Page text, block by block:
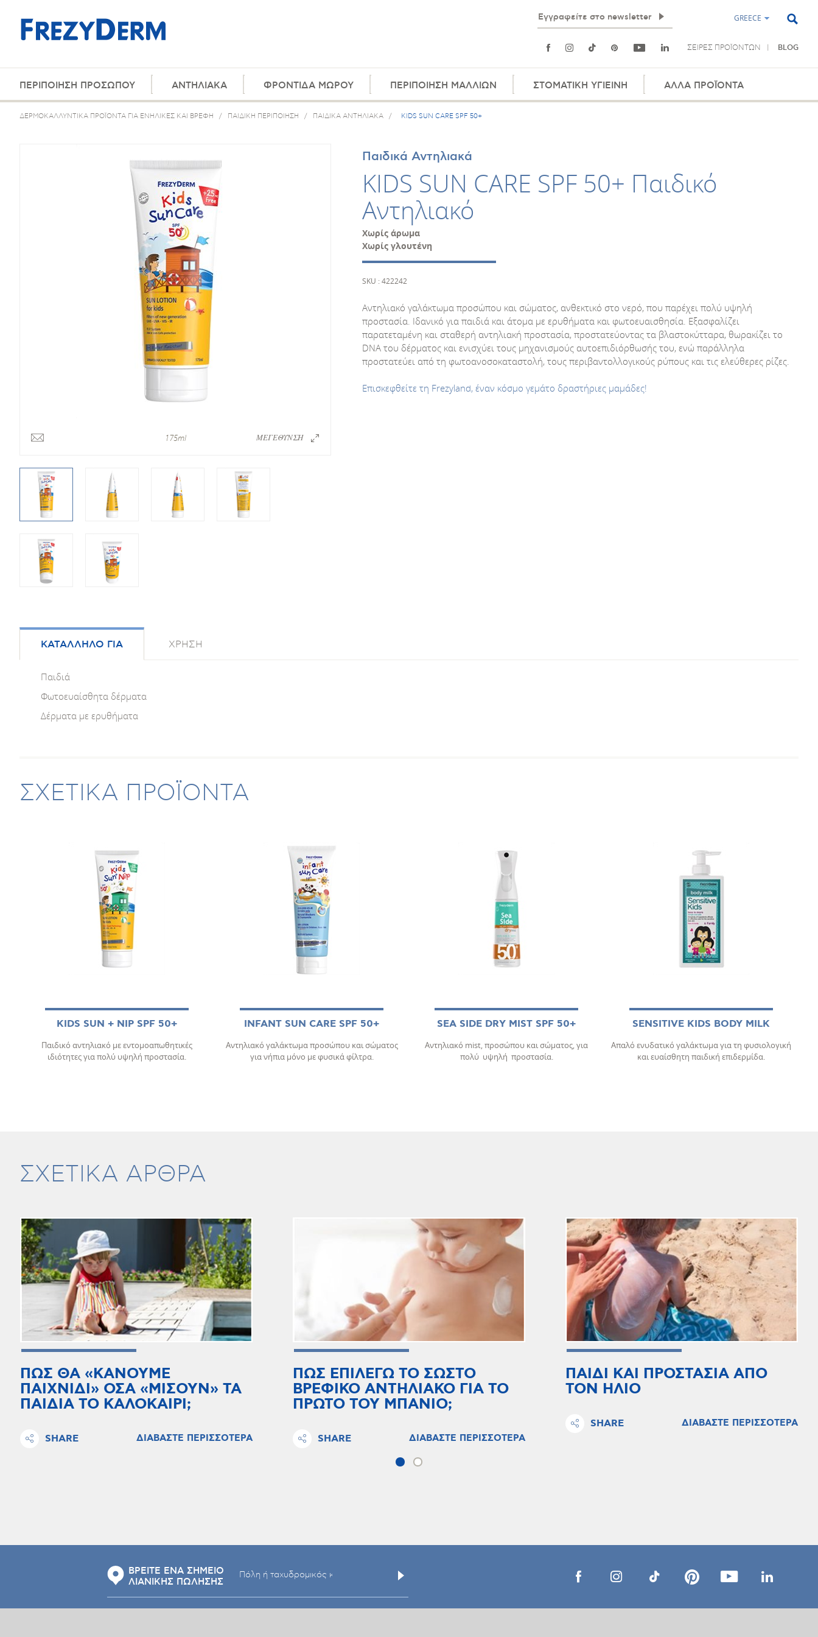
GREECE
ΣΕΙΡΕΣ ΠΡΟΪΟΝΤΩΝ BLOG
ΠΕΡΙΠΟΙΗΣΗ ΠΡΟΣΩΠΟΥ ΑΝΤΗΛΙΑΚΑ ΦΡΟΝΤΙΔΑ ΜΩΡΟΥ ΠΕΡΙΠΟΙΗΣΗ ΜΑΛΛΙΩΝ ΣΤΟΜΑΤΙΚΗ ΥΓΙΕΙΝΗ ΑΛΛΑ ΠΡΟΪΟΝΤΑ
ΔΕΡΜΟΚΑΛΛΥΝΤΙΚΑ ΠΡΟΪΟΝΤΑ ΓΙΑ ΕΝΗΛΙΚΕΣ ΚΑΙ ΒΡΕΦΗ / ΠΑΙΔΙΚΗ ΠΕΡΙΠΟΙΗΣΗ / ΠΑΙΔΙΚΑ ΑΝΤΗΛΙΑΚΑ / KIDS SUN CARE SPF 50+
ΜΕΓΕΘΥΝΣΗ
175ml
Παιδικά Αντηλιακά
KIDS SUN CARE SPF 50+ Παιδικό
Αντηλιακό
Χωρίς άρωμα
Χωρίς γλουτένη
SKU : 422242
Αντηλιακό γαλάκτωμα προσώπου και σώματος, ανθεκτικό στο νερό, που παρέχει πολύ υψηλή
προστασία. Iδανικό για παιδιά και άτομα με ερυθήματα και φωτοευαισθησία. Eξασφαλίζει
παρατεταμένη και σταθερή αντηλιακή προστασία, προστατεύοντας τα βλαστοκύτταρα, θωρακίζει το
DNA του δέρματος και ενισχύει τους μηχανισμούς αυτοεπιδιόρθωσής του, ενώ παράλληλα
προστατεύει από τη φωτοανοσοκαταστολή, τους περιβαντολλογικούς ρύπους και τις ελεύθερες ρίζες.
Επισκεφθείτε τη Frezyland, έναν κόσμο γεμάτο δραστήριες μαμάδες!
ΚΑΤΑΛΛΗΛΟ ΓΙΑ ΧΡΗΣΗ
Παιδιά
Φωτοευαίσθητα δέρματα
Δέρματα με ερυθήματα
ΣΧΕΤΙΚΑ ΠΡΟΪΟΝΤΑ
KIDS SUN + NIP SPF 50+
Παιδικό αντηλιακό με εντομοαπωθητικές
ιδιότητες για πολύ υψηλή προστασία.
INFANT SUN CARE SPF 50+
Αντηλιακό γαλάκτωμα προσώπου και σώματος
για νήπια μόνο με φυσικά φίλτρα.
SEA SIDE DRY MIST SPF 50+
Αντηλιακό mist, προσώπου και σώματος, για
πολύ υψηλή προστασία.
SENSITIVE KIDS BODY MILK
Απαλό ενυδατικό γαλάκτωμα για τη φυσιολογική
και ευαίσθητη παιδική επιδερμίδα.
ΣΧΕΤΙΚΑ ΑΡΘΡΑ
ΠΩΣ ΘΑ «ΚΑΝΟΥΜΕ
ΠΑΙΧΝΙΔΙ» ΟΣΑ «ΜΙΣΟΥΝ» ΤΑ
ΠΑΙΔΙΑ ΤΟ ΚΑΛΟΚΑΙΡΙ;
SHARE ΔΙΑΒΑΣΤΕ ΠΕΡΙΣΣΟΤΕΡΑ
ΠΩΣ ΕΠΙΛΕΓΩ ΤΟ ΣΩΣΤΟ
ΒΡΕΦΙΚΟ ΑΝΤΗΛΙΑΚΟ ΓΙΑ ΤΟ
ΠΡΩΤΟ ΤΟΥ ΜΠΑΝΙΟ;
SHARE ΔΙΑΒΑΣΤΕ ΠΕΡΙΣΣΟΤΕΡΑ
ΠΑΙΔΙ ΚΑΙ ΠΡΟΣΤΑΣΙΑ ΑΠΟ
ΤΟΝ ΗΛΙΟ
SHARE ΔΙΑΒΑΣΤΕ ΠΕΡΙΣΣΟΤΕΡΑ
ΒΡΕΙΤΕ ΕΝΑ ΣΗΜΕΙΟ
ΛΙΑΝΙΚΗΣ ΠΩΛΗΣΗΣ